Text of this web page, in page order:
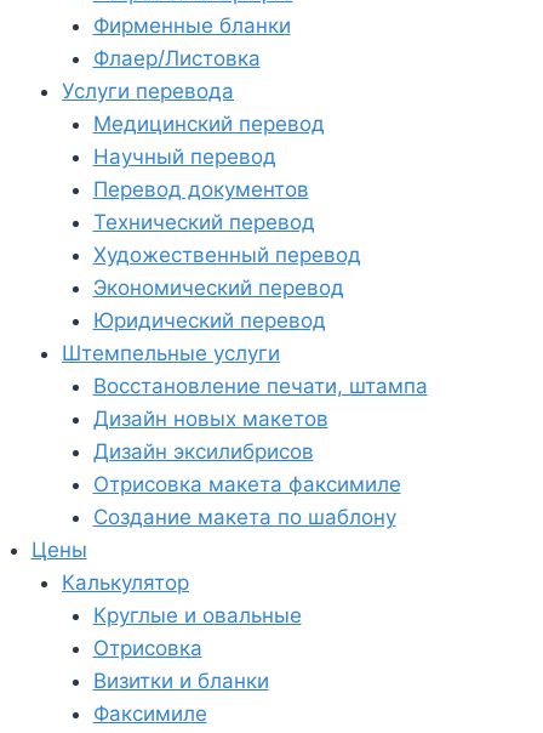
Фирменные бланки
Флаер/Листовка
Услуги перевода
Медицинский перевод
Научный перевод
Перевод документов
Технический перевод
Художественный перевод
Экономический перевод
Юридический перевод
Штемпельные услуги
Восстановление печати, штампа
Дизайн новых макетов
Дизайн эксилибрисов
Отрисовка макета факсимиле
Создание макета по шаблону
Цены
Калькулятор
Круглые и овальные
Отрисовка
Визитки и бланки
Факсимиле